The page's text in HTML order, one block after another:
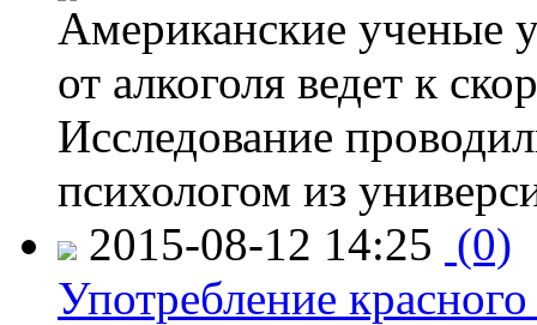
Американские ученые
от алкоголя ведет к
Исследование
психологом из
2015-08-12 14:25 (0)
Употребление